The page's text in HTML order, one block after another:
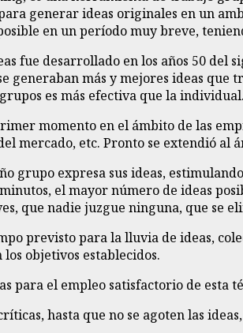
generar ideas originales en un
en un período muy breve,
fue desarrollado en los años 50
generaban más y mejores ideas
es más efectiva que la individual.
momento en el ámbito de las
mercado, etc. Pronto se extendió
grupo expresa sus ideas,
el mayor número de ideas
que nadie juzgue ninguna, que se
previsto para la lluvia de ideas,
objetivos establecidos.
para el empleo satisfactorio de esta
hasta que no se agoten las